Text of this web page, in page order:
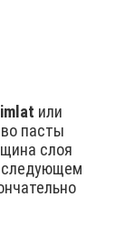
или
пасты
слоя
следующем